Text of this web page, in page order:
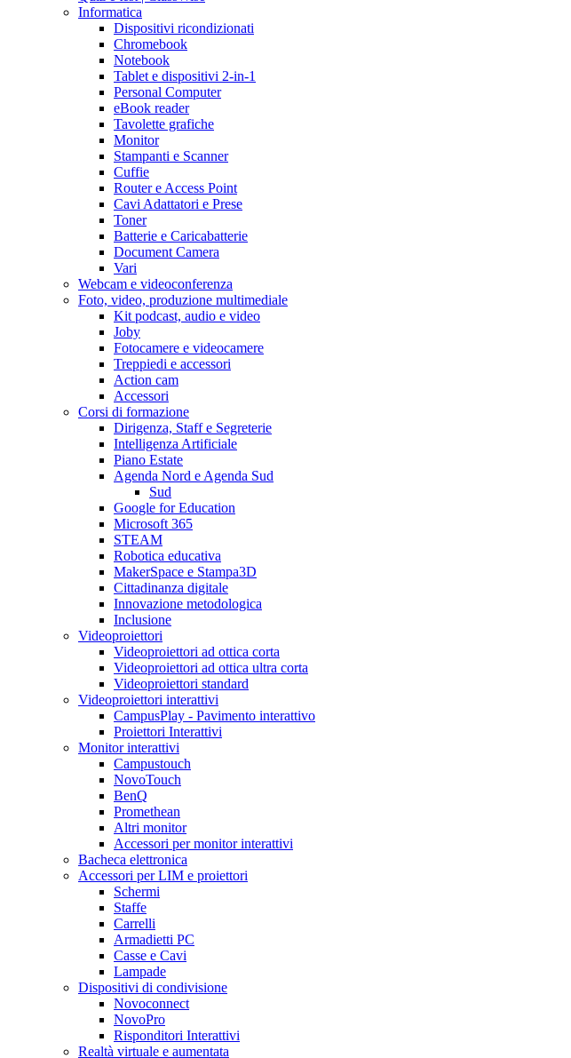
Informatica
Dispositivi ricondizionati
Chromebook
Notebook
Tablet e dispositivi 2-in-1
Personal Computer
eBook reader
Tavolette grafiche
Monitor
Stampanti e Scanner
Cuffie
Router e Access Point
Cavi Adattatori e Prese
Toner
Batterie e Caricabatterie
Document Camera
Vari
Webcam e videoconferenza
Foto, video, produzione multimediale
Kit podcast, audio e video
Joby
Fotocamere e videocamere
Treppiedi e accessori
Action cam
Accessori
Corsi di formazione
Dirigenza, Staff e Segreterie
Intelligenza Artificiale
Piano Estate
Agenda Nord e Agenda Sud
Sud
Google for Education
Microsoft 365
STEAM
Robotica educativa
MakerSpace e Stampa3D
Cittadinanza digitale
Innovazione metodologica
Inclusione
Videoproiettori
Videoproiettori ad ottica corta
Videoproiettori ad ottica ultra corta
Videoproiettori standard
Videoproiettori interattivi
CampusPlay - Pavimento interattivo
Proiettori Interattivi
Monitor interattivi
Campustouch
NovoTouch
BenQ
Promethean
Altri monitor
Accessori per monitor interattivi
Bacheca elettronica
Accessori per LIM e proiettori
Schermi
Staffe
Carrelli
Armadietti PC
Casse e Cavi
Lampade
Dispositivi di condivisione
Novoconnect
NovoPro
Risponditori Interattivi
Realtà virtuale e aumentata